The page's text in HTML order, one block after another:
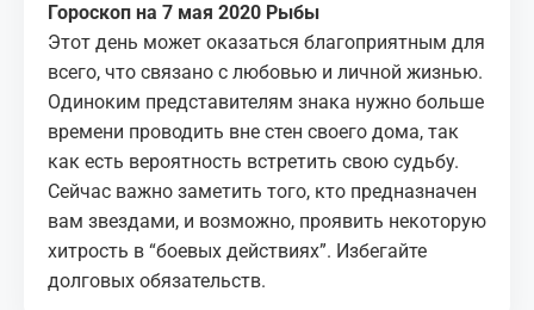
Гороскоп на 7 мая 2020 Рыбы
Этот день может оказаться благоприятным для
всего, что связано с любовью и личной жизнью.
Одиноким представителям знака нужно больше
времени проводить вне стен своего дома, так
как есть вероятность встретить свою судьбу.
Сейчас важно заметить того, кто предназначен
вам звездами, и возможно, проявить некоторую
хитрость в “боевых действиях”. Избегайте
долговых обязательств.